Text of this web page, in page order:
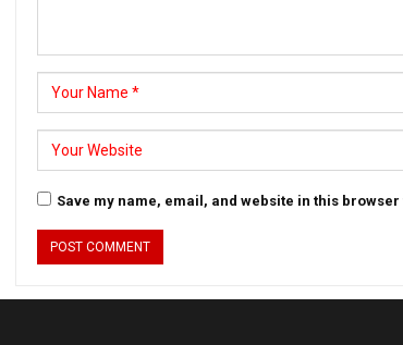
Save my name, email, and website in this